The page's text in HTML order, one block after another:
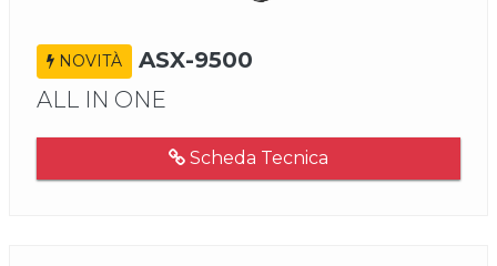
NOVITÀ
ASX-9500
ALL IN ONE
Scheda Tecnica